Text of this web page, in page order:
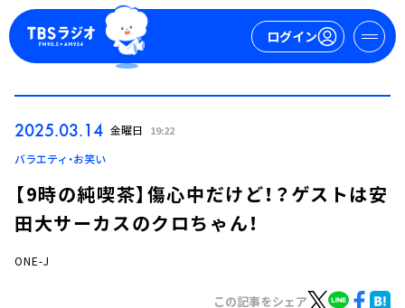
ログイン
ログイン
2025.03.14 金曜日 19:22
バラエティ・お笑い
【9時の純喫茶】傷心中だけど！？ゲストは安
田大サーカスのクロちゃん！
ONE-J
この記事をシェア